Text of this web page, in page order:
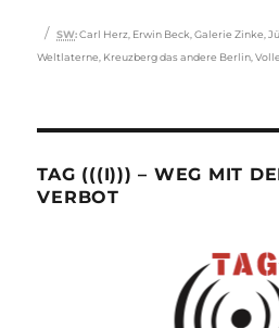
Schlagwörter
SW: Carl Herz Erwin Beck ,Galerie Zinke ,
Weltlaterne Kreuzberg das andere Berlin ,
TAG (((I))) – WEG MIT
VERBOT